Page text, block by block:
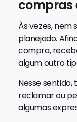
compras
Às vezes,
planejado.
compra,
algum outro
Nesse
reclamar ou
algumas